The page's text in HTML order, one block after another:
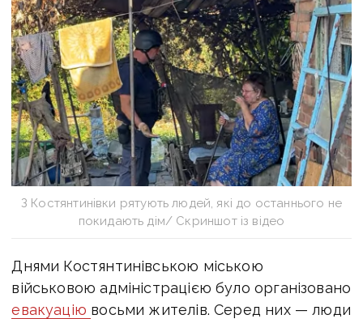
З Костянтинівки рятують людей, які до останнього не
покидають дім/ Скриншот із відео
Днями Костянтинівською міською
військовоюадміністрацією було організовано
евакуацію восьми жителів. Серед них — люди